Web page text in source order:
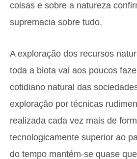
coisas e sobre a natureza
supremacia sobre tudo.
A exploração dos recursos
toda a biota vai aos poucos
cotidiano natural das
exploração por técnicas
realizada cada vez mais de
tecnologicamente superior ao
do tempo mantém-se quase